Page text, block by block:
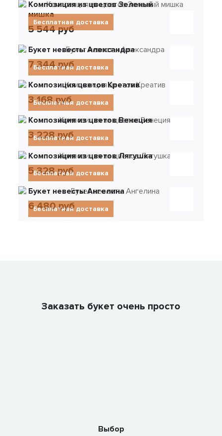
Бесплатная доставка
Композиция из цветов Зеленый
мишка
5 544 руб
Бесплатная доставка
Букет невесты Александра
7 344 руб
Бесплатная доставка
Композиция цветов Креатив
3 168 руб
Бесплатная доставка
Композиция из цветов Венеция
3 228 руб
Бесплатная доставка
Композиция из цветов Лягушка
5 328 руб
Бесплатная доставка
Букет невесты Ангелина
6 480 руб
Заказать букет очень просто
Выбор